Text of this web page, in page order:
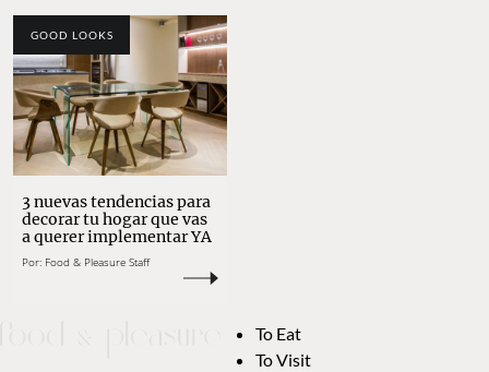
GOOD LOOKS
3 nuevas tendencias para
decorar tu hogar que vas
a querer implementar YA
Por: Food & Pleasure Staff
To Eat
To Visit